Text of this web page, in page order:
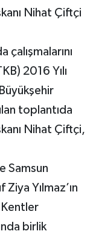
Nihat Çiftçi
çalışmalarını
2016 Yılı
toplantıda
Nihat Çiftçi,
Samsun
Yılmaz’ın
Kentler
birlik